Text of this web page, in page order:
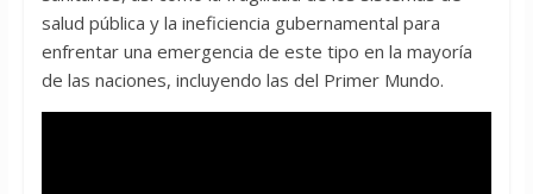
salud pública y la ineficiencia gubernamental para
enfrentar una emergencia de este tipo en la mayoría
de las naciones, incluyendo las del Primer Mundo.